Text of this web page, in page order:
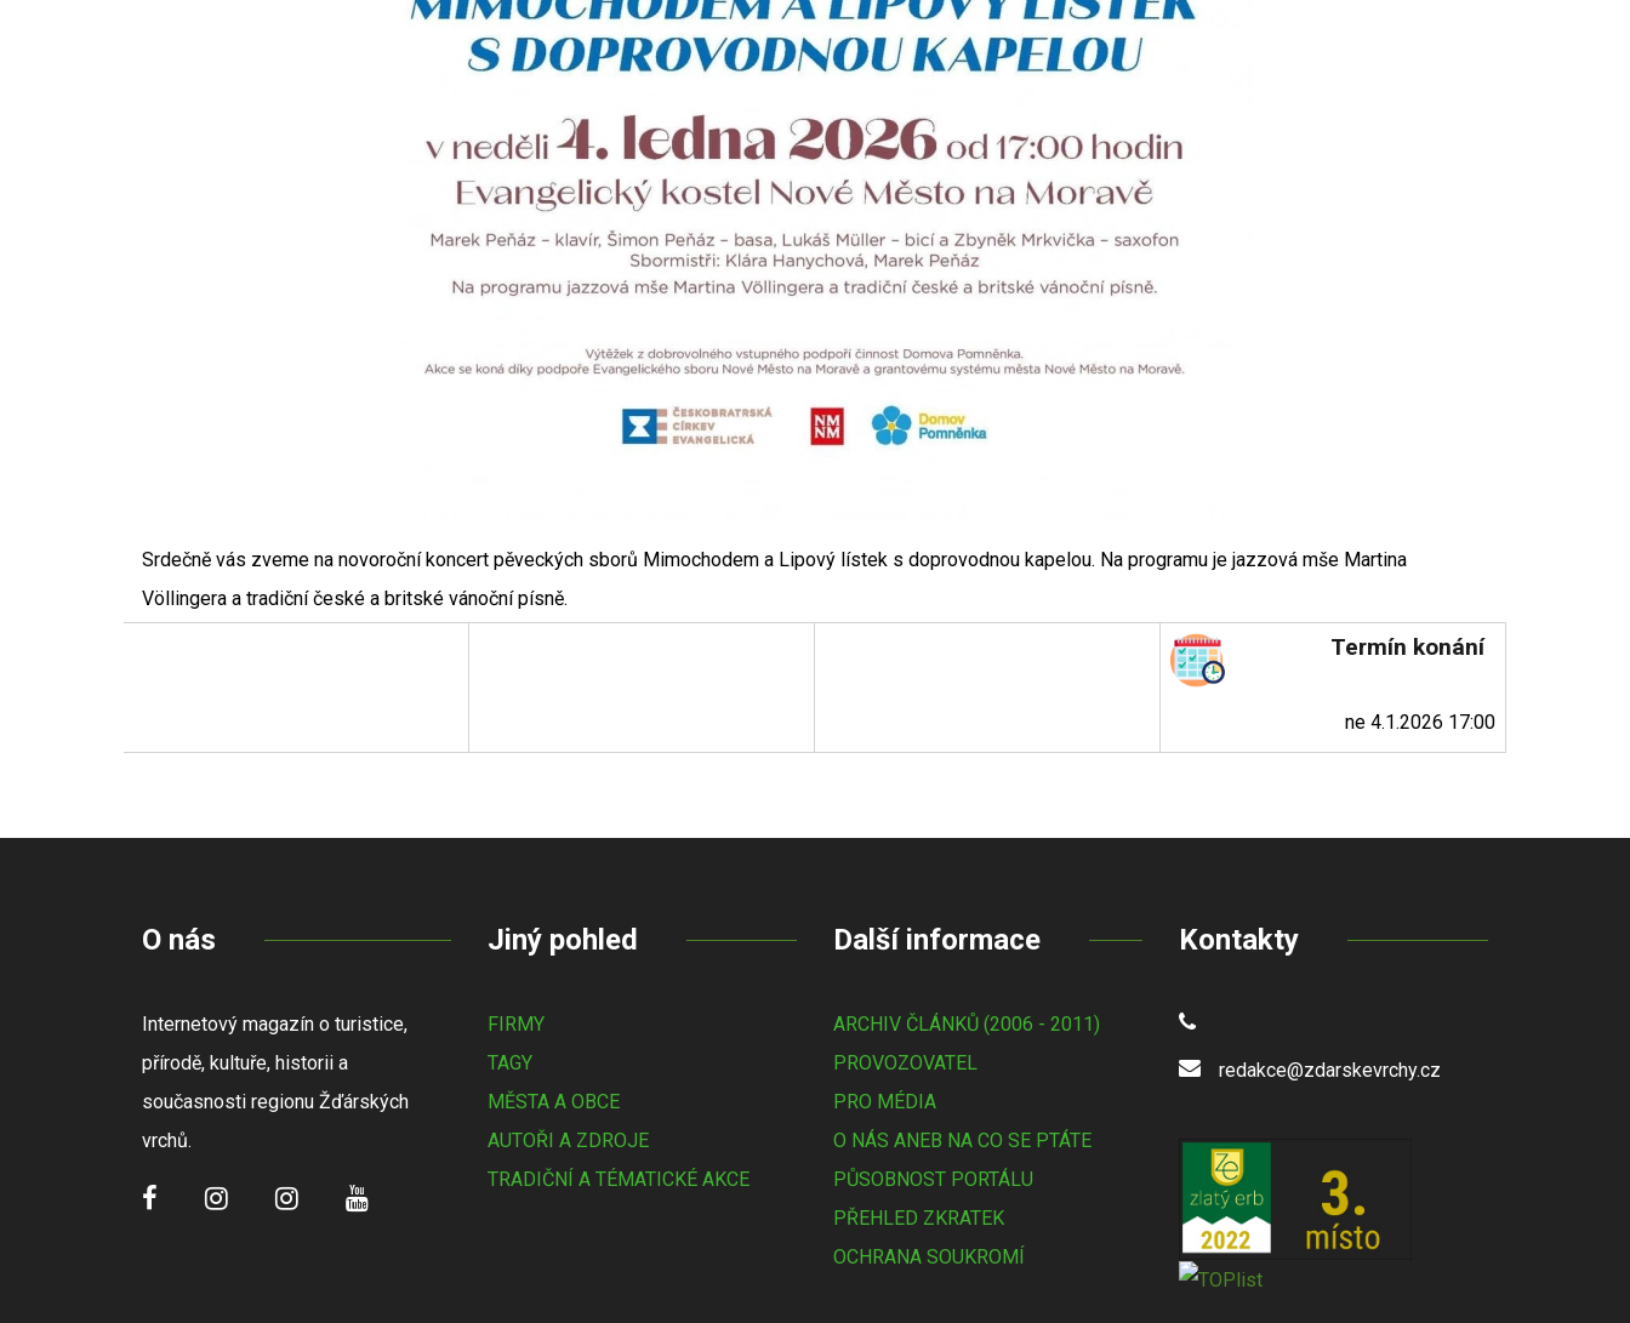
Srdečně vás zveme na novoroční koncert pěveckých sborů Mimochodem a Lipový lístek s doprovodnou kapelou. Na programu je jazzová mše Martina
Völlingera a tradiční české a britské vánoční písně.
Termín konání
ne 4.1.2026 17:00
O nás
Internetový magazín o turistice,
přírodě, kultuře, historii a
současnosti regionu Žďárských
vrchů.
Jiný pohled
FIRMY
TAGY
MĚSTA A OBCE
AUTOŘI A ZDROJE
TRADIČNÍ A TÉMATICKÉ AKCE
Další informace
ARCHIV ČLÁNKŮ (2006 - 2011)
PROVOZOVATEL
PRO MÉDIA
O NÁS ANEB NA CO SE PTÁTE
PŮSOBNOST PORTÁLU
PŘEHLED ZKRATEK
OCHRANA SOUKROMÍ
Kontakty
redakce@zdarskevrchy.cz